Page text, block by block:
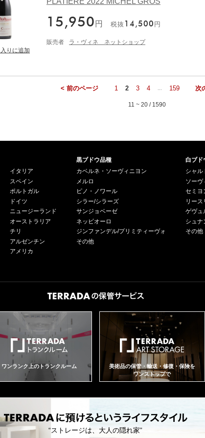
15,950 円 税抜 14,500 円
販売者 ラ・ヴィネ ネットショップ
< 前のページ 1 2 3 4 159 次
11 ~ 20 / 1590
イタリア
スペイン
ポルトガル
ドイツ
ニュージーランド
オーストラリア
チリ
アルゼンチン
アメリカ
黒ブドウ品種
カベルネ・ソーヴィニヨン
メルロ
ピノ・ノワール
シラー/シラーズ
サンジョベーゼ
ネッビオーロ
ジンファンデル/プリミティーヴォ
その他
白ブド
シャル
ソーヴ
セミヨ
リース
ゲヴュ
シュナ
その他
ワンランク上のトランクルーム
美術品の保管・輸送・修復・保険を
ワンストップで
“ストレージは、大人の隠れ家”